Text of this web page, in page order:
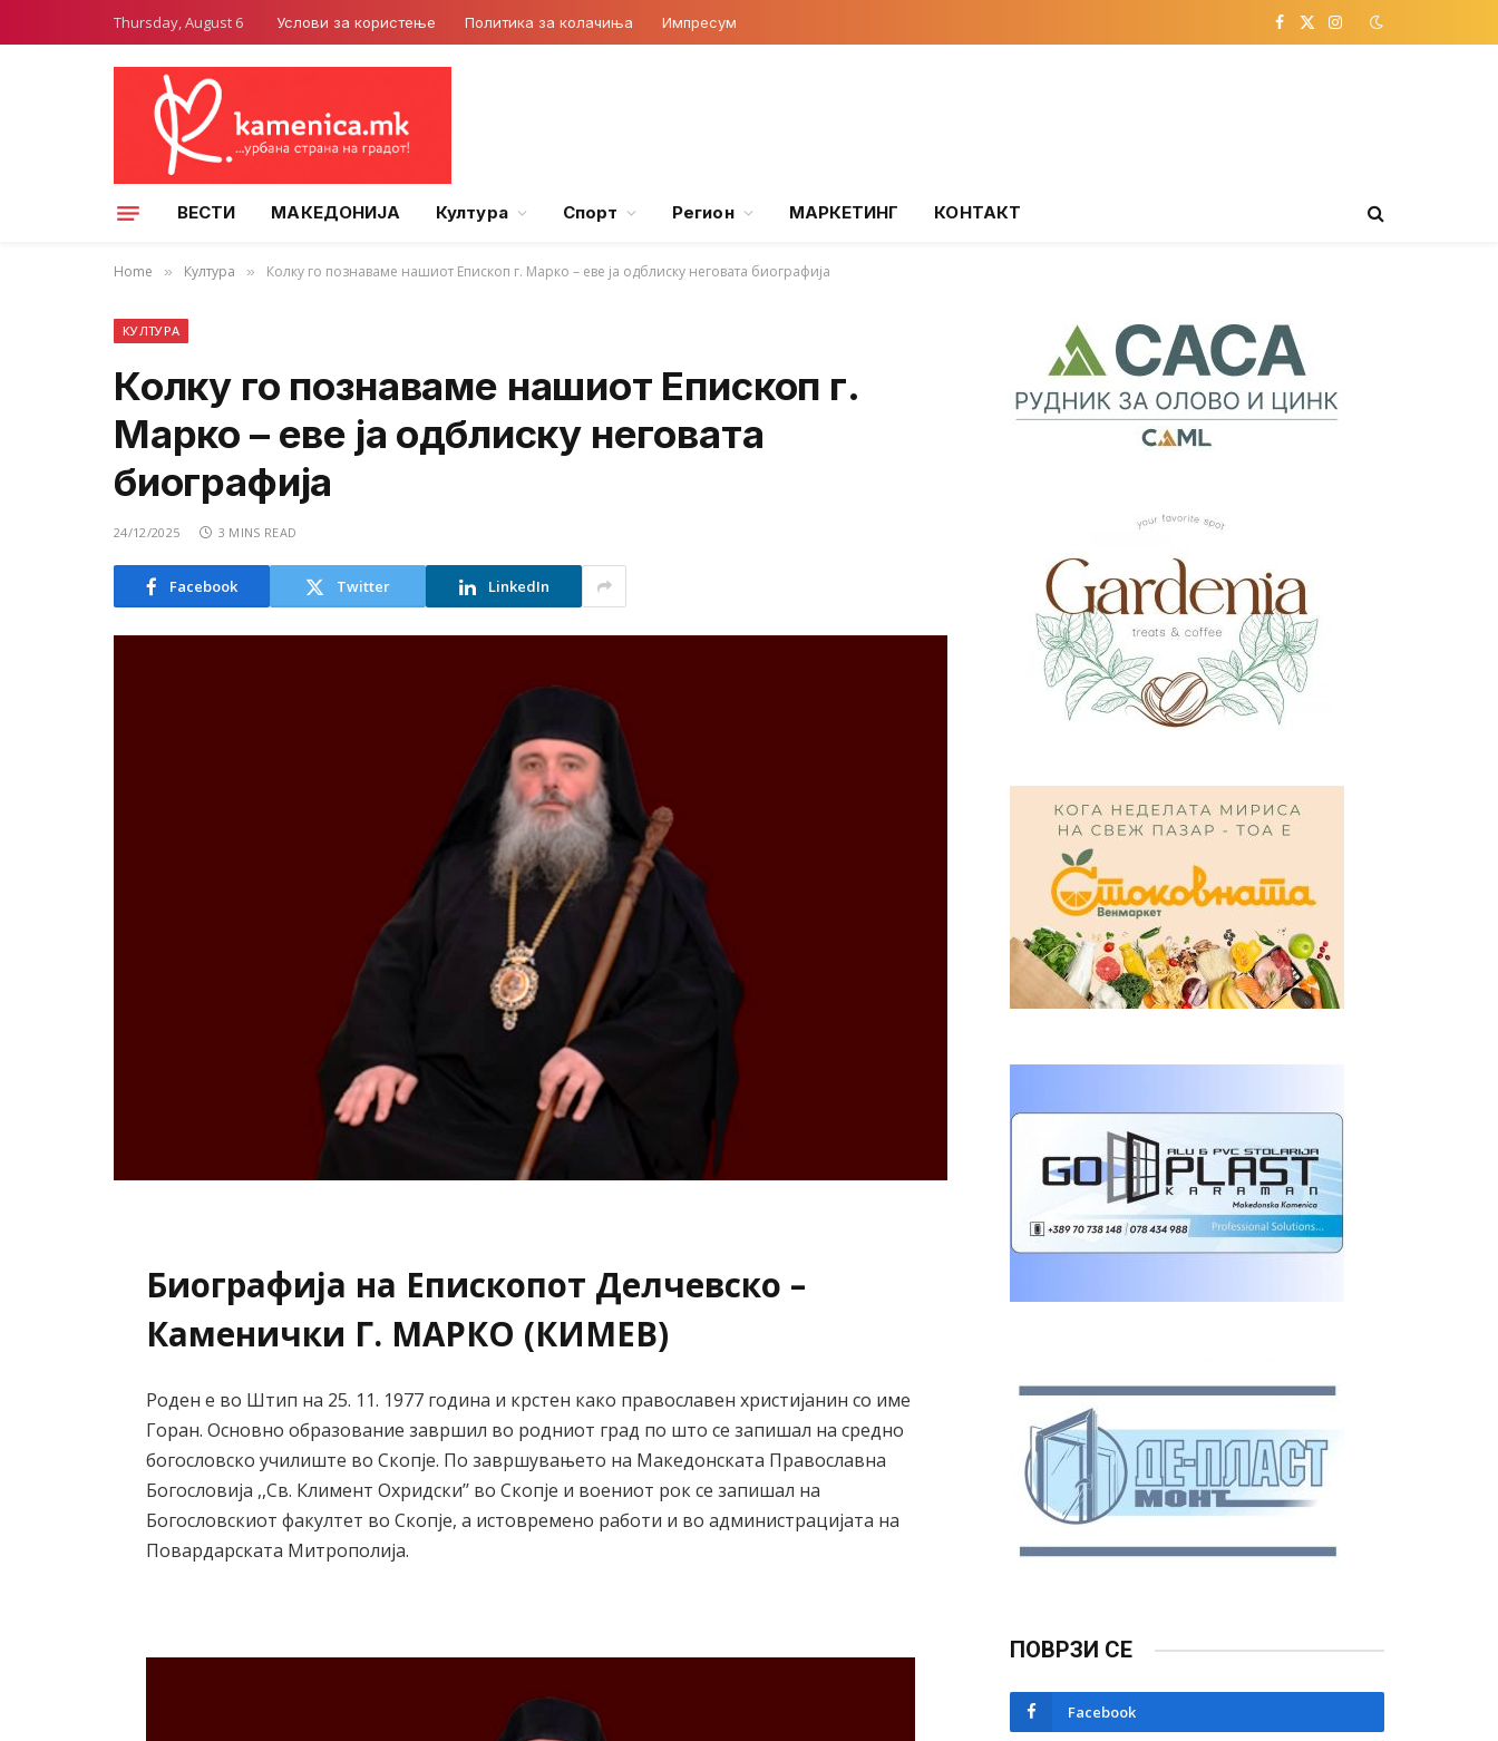
Thursday, August 6 Услови за користење Политика за колачиња Импресум Facebook
X
Instagram
ВЕСТИ МАКЕДОНИЈА Култура Спорт Регион МАРКЕТИНГ КОНТАКТ
Home » Култура » Колку го познаваме нашиот Епископ г. Марко – еве ја одблиску неговата биографија
КУЛТУРА
Колку го познаваме нашиот Епископ г.
Марко – еве ја одблиску неговата
биографија
24/12/2025 3 MINS READ
Facebook Twitter LinkedIn
Биографија на Епископот Делчевско –
Каменички Г. МАРКО (КИМЕВ)
Роден е во Штип на 25. 11. 1977 година и крстен како православен христијанин со име
Горан. Основно образование завршил во родниот град по што се запишал на средно
богословско училиште во Скопје. По завршувањето на Македонската Православна
Богословија ,,Св. Климент Охридски’’ во Скопје и воениот рок се запишал на
Богословскиот факултет во Скопје, а истовремено работи и во администрацијата на
Повардарската Митрополија.
ПОВРЗИ СЕ
Facebook